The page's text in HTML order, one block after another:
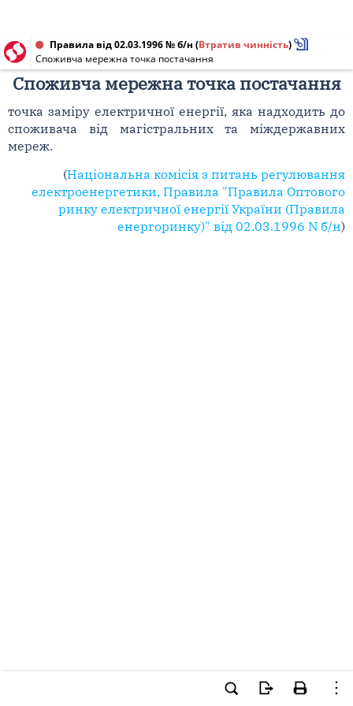
Правила від 02.03.1996 № б/н (Втратив чинність)
Споживча мережна точка постачання